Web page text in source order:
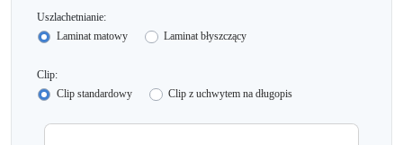
Uszlachetnianie:
Laminat matowy
Laminat błyszczący
Clip:
Clip standardowy
Clip z uchwytem na długopis